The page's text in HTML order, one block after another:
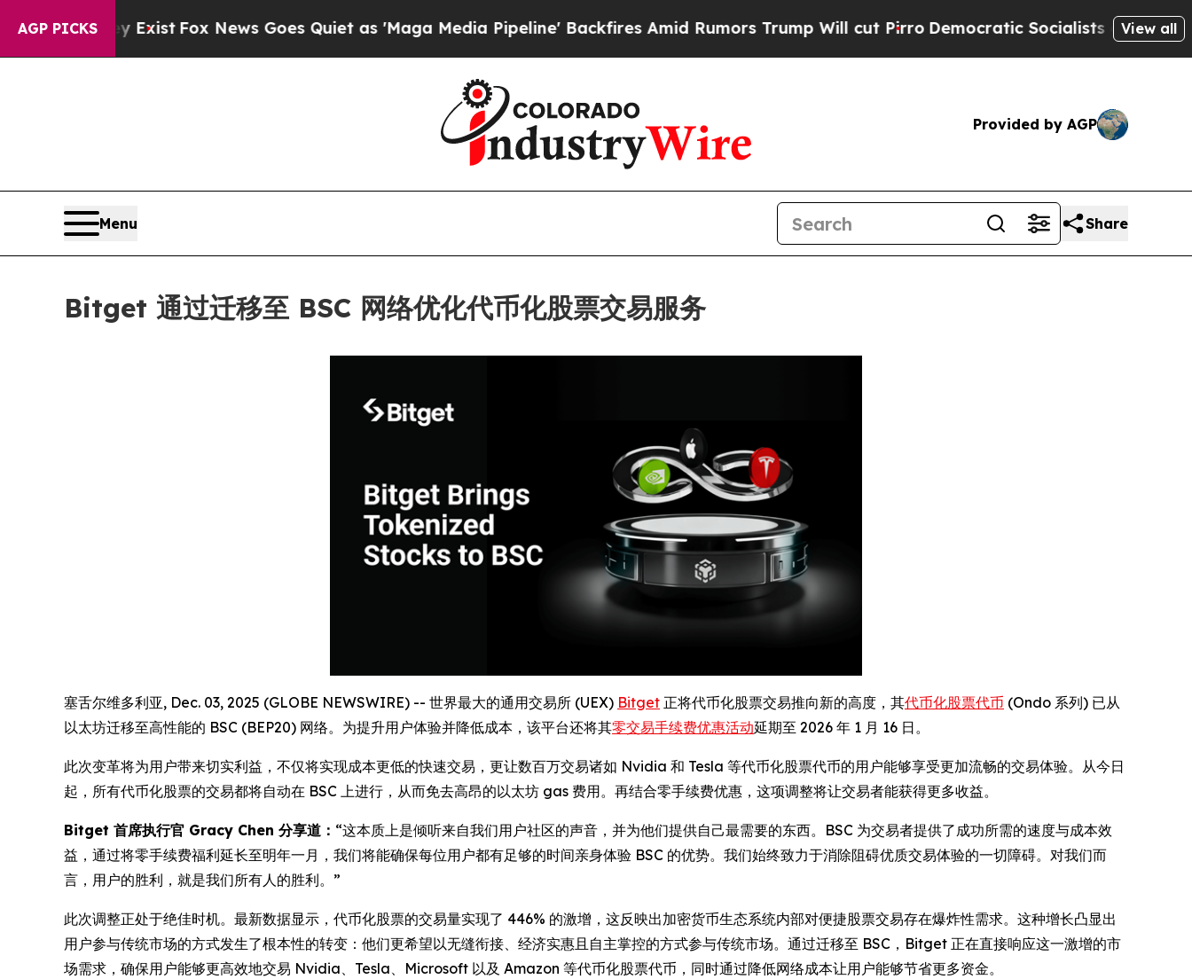
AGP PICKS
They ExistFox News Goes Quiet as 'Maga Media Pipeline' Backfires Amid Rumors Trump Will cut PirroDemocratic Socialists of America View all
Provided by AGP
Menu Share
Bitget 通过迁移至 BSC 网络优化代币化股票交易服务
塞舌尔维多利亚, Dec. 03, 2025 (GLOBE NEWSWIRE) -- 世界最大的通用交易所 (UEX) Bitget 正将代币化股票交易推向新的高度，其代币化股票代币 (Ondo 系列) 已从
以太坊迁移至高性能的 BSC (BEP20) 网络。为提升用户体验并降低成本，该平台还将其零交易手续费优惠活动延期至 2026 年 1 月 16 日。
此次变革将为用户带来切实利益，不仅将实现成本更低的快速交易，更让数百万交易诸如 Nvidia 和 Tesla 等代币化股票代币的用户能够享受更加流畅的交易体验。从今日
起，所有代币化股票的交易都将自动在 BSC 上进行，从而免去高昂的以太坊 gas 费用。再结合零手续费优惠，这项调整将让交易者能获得更多收益。
Bitget 首席执行官 Gracy Chen 分享道： “这本质上是倾听来自我们用户社区的声音，并为他们提供自己最需要的东西。BSC 为交易者提供了成功所需的速度与成本效
益，通过将零手续费福利延长至明年一月，我们将能确保每位用户都有足够的时间亲身体验 BSC 的优势。我们始终致力于消除阻碍优质交易体验的一切障碍。对我们而
言，用户的胜利，就是我们所有人的胜利。”
此次调整正处于绝佳时机。最新数据显示，代币化股票的交易量实现了 446% 的激增，这反映出加密货币生态系统内部对便捷股票交易存在爆炸性需求。这种增长凸显出
用户参与传统市场的方式发生了根本性的转变：他们更希望以无缝衔接、经济实惠且自主掌控的方式参与传统市场。通过迁移至 BSC，Bitget 正在直接响应这一激增的市
场需求，确保用户能够更高效地交易 Nvidia、Tesla、Microsoft 以及 Amazon 等代币化股票代币，同时通过降低网络成本让用户能够节省更多资金。